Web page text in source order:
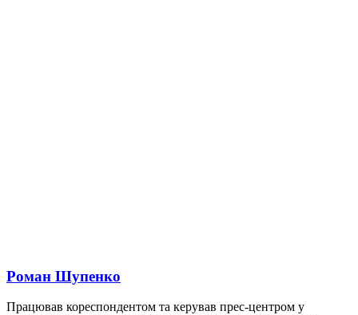
Роман Шупенко
Працював кореспондентом та керував прес-центром у